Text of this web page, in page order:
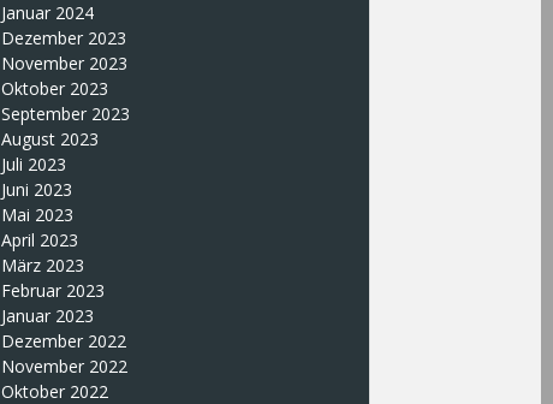
Januar 2024
Dezember 2023
November 2023
Oktober 2023
September 2023
August 2023
Juli 2023
Juni 2023
Mai 2023
April 2023
März 2023
Februar 2023
Januar 2023
Dezember 2022
November 2022
Oktober 2022